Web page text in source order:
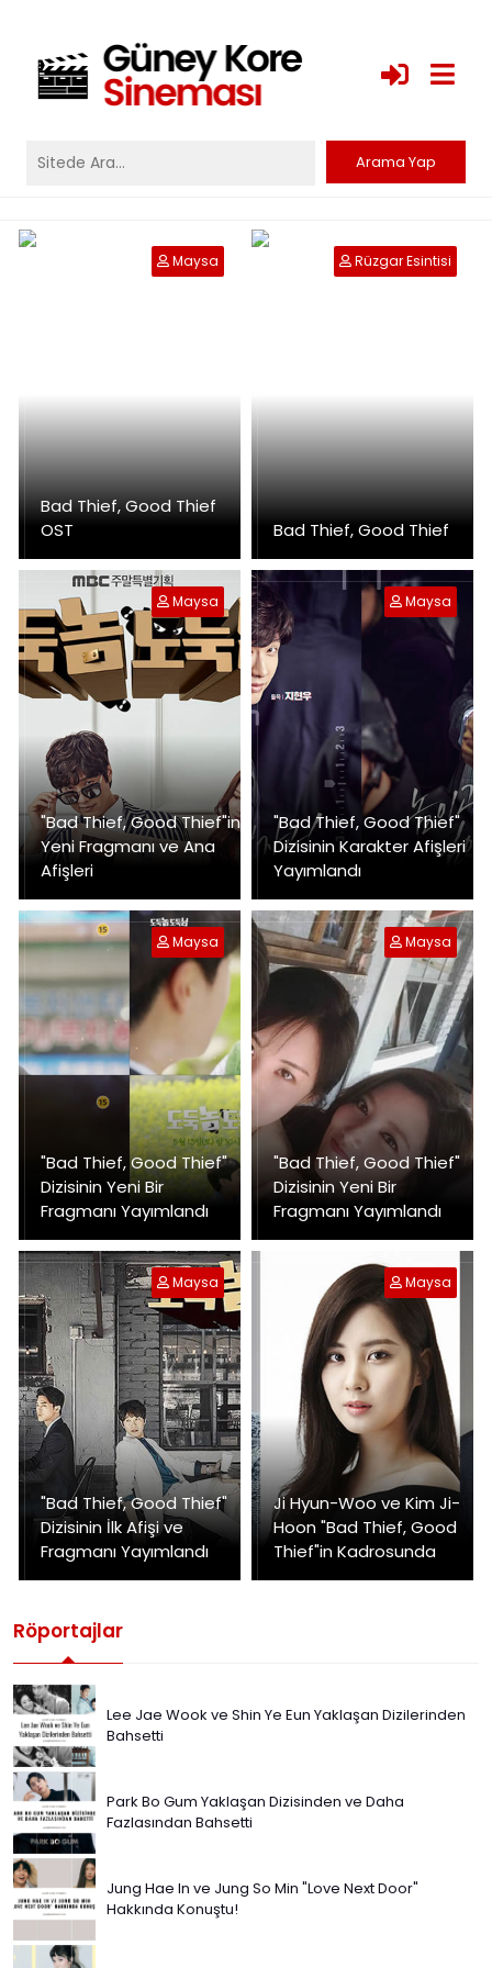
Bad Thief, Good Thief
OST
Maysa
Bad Thief, Good Thief
Rüzgar Esintisi
"Bad Thief, Good Thief"in
Yeni Fragmanı ve Ana
Afişleri
Maysa
"Bad Thief, Good Thief"
Dizisinin Karakter Afişleri
Yayımlandı
Maysa
"Bad Thief, Good Thief"
Dizisinin Yeni Bir
Fragmanı Yayımlandı
Maysa
"Bad Thief, Good Thief"
Dizisinin Yeni Bir
Fragmanı Yayımlandı
Maysa
"Bad Thief, Good Thief"
Dizisinin İlk Afişi ve
Fragmanı Yayımlandı
Maysa
Ji Hyun-Woo ve Kim Ji-
Hoon "Bad Thief, Good
Thief"in Kadrosunda
Maysa
Röportajlar
Lee Jae Wook ve Shin Ye Eun Yaklaşan Dizilerinden
Bahsetti
Park Bo Gum Yaklaşan Dizisinden ve Daha
Fazlasından Bahsetti
Jung Hae In ve Jung So Min "Love Next Door"
Hakkında Konuştu!